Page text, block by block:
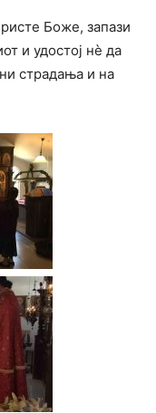
Боже, запази
и удостој нѐ да
страдања и на